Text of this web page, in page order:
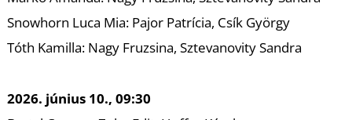
Snowhorn Luca Mia: Pajor Patrícia, Csík György
Tóth Kamilla: Nagy Fruzsina, Sztevanovity Sandra
2026. június 10., 09:30